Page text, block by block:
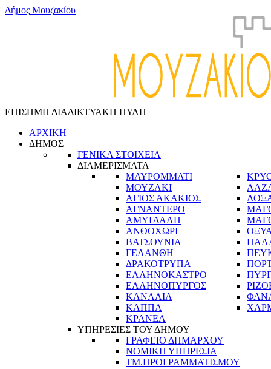
Δήμος Μουζακίου
ΕΠΙΣΗΜΗ ΔΙΑΔΙΚΤΥΑΚΗ ΠΥΛΗ
ΑΡΧΙΚΗ
ΔΗΜΟΣ
ΓΕΝΙΚΑ ΣΤΟΙΧΕΙΑ
ΔΙΑΜΕΡΙΣΜΑΤΑ
ΜΑΥΡΟΜΜΑΤΙ
ΜΟΥΖΑΚΙ
ΑΓΙΟΣ ΑΚΑΚΙΟΣ
ΑΓΝΑΝΤΕΡΟ
ΑΜΥΓΔΑΛΗ
ΑΝΘΟΧΩΡΙ
ΒΑΤΣΟΥΝΙΑ
ΓΕΛΑΝΘΗ
ΔΡΑΚΟΤΡΥΠΑ
ΕΛΛΗΝΟΚΑΣΤΡΟ
ΕΛΛΗΝΟΠΥΡΓΟΣ
ΚΑΝΑΛΙΑ
ΚΑΠΠΑ
ΚΡΑΝΕΑ
ΥΠΗΡΕΣΙΕΣ ΤΟΥ ΔΗΜΟΥ
ΓΡΑΦΕΙΟ ΔΗΜΑΡΧΟΥ
ΝΟΜΙΚΗ ΥΠΗΡΕΣΙΑ
ΤΜ.ΠΡΟΓΡΑΜΜΑΤΙΣΜΟΥ